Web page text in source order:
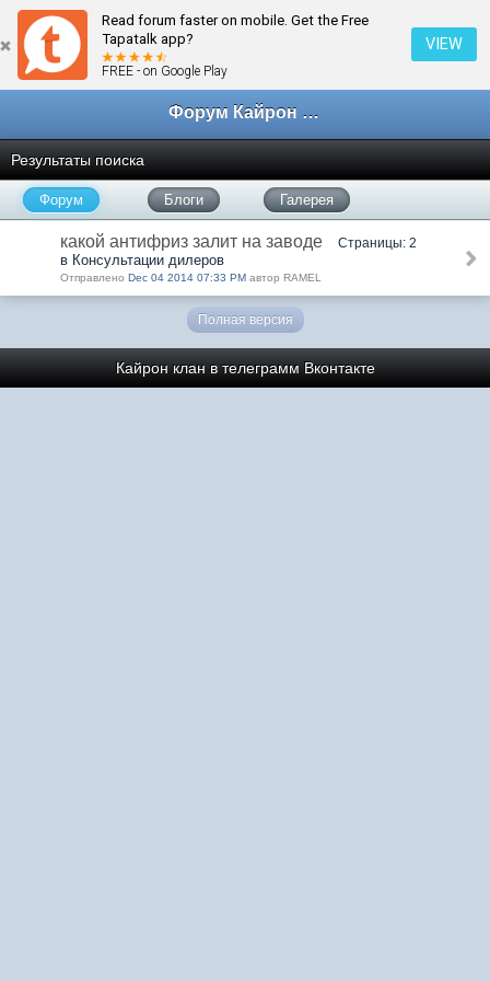
Read forum faster on mobile. Get the Free
Tapatalk app?
FREE - on Google Play
VIEW
Форум Кайрон клана
Результаты поиска
Форум Блоги Галерея
какой антифриз залит на заводе Страницы: 2
в Консультации дилеров
Отправлено Dec 04 2014 07:33 PM автор RAMEL
Полная версия
Кайрон клан в телеграмм Вконтакте